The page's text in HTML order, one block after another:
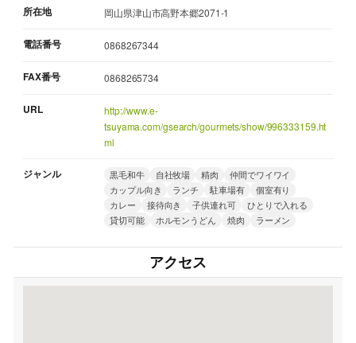
所在地 岡山県津山市高野本郷2071-1
電話番号 0868267344
FAX番号 0868265734
URL
http://www.e-
tsuyama.com/gsearch/gourmets/show/996333159.ht
ml
ジャンル 黒毛和牛 自社牧場 精肉
仲間でワイワイ
カップル向き
ランチ 駐車場有
個室有り
カレー
接待向き 子供連れ可
ひとりで入れる
貸切可能
ホルモンうどん 焼肉 ラーメン
アクセス